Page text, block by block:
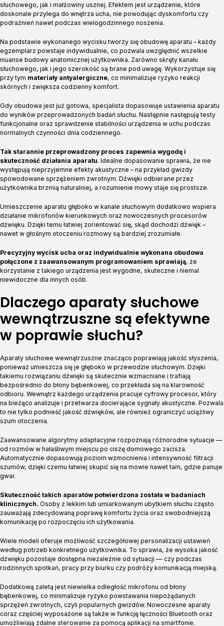
słuchowego, jak i małżowiny usznej. Efektem jest urządzenie, które
doskonale przylega do wnętrza ucha, nie powodując dyskomfortu czy
podrażnień nawet podczas wielogodzinnego noszenia.
Na podstawie wykonanego wycisku tworzy się obudowę aparatu – każdy
egzemplarz powstaje indywidualnie, co pozwala uwzględnić wszelkie
niuanse budowy anatomicznej użytkownika. Zarówno skręty kanału
słuchowego, jak i jego szerokość są brane pod uwagę. Wykorzystuje się
przy tym materiały antyalergiczne, co minimalizuje ryzyko reakcji
skórnych i zwiększa codzienny komfort.
Gdy obudowa jest już gotowa, specjalista dopasowuje ustawienia aparatu
do wyników przeprowadzonych badań słuchu. Następnie następują testy
funkcjonalne oraz sprawdzenie stabilności urządzenia w uchu podczas
normalnych czynności dnia codziennego.
Tak starannie przeprowadzony proces zapewnia wygodę i
skuteczność działania aparatu. Idealne dopasowanie sprawia, że nie
występują nieprzyjemne efekty akustyczne – na przykład gwizdy
spowodowane sprzężeniem zwrotnym. Dźwięki odbierane przez
użytkownika brzmią naturalniej, a rozumienie mowy staje się prostsze.
Umieszczenie aparatu głęboko w kanale słuchowym dodatkowo wspiera
działanie mikrofonów kierunkowych oraz nowoczesnych procesorów
dźwięku. Dzięki temu łatwiej zorientować się, skąd dochodzi dźwięk –
nawet w głośnym otoczeniu rozmowy są bardziej zrozumiałe.
Precyzyjny wycisk ucha oraz indywidualnie wykonana obudowa
połączone z zaawansowanym programowaniem sprawiają, że
korzystanie z takiego urządzenia jest wygodne, skuteczne i niemal
niewidoczne dla innych osób.
Dlaczego aparaty słuchowe
wewnątrzuszne są efektywne
w poprawie słuchu?
Aparaty słuchowe wewnątrzuszne znacząco poprawiają jakość słyszenia,
ponieważ umieszcza się je głęboko w przewodzie słuchowym. Dzięki
takiemu rozwiązaniu dźwięki są skutecznie wzmacniane i trafiają
bezpośrednio do błony bębenkowej, co przekłada się na klarowność
odbioru. Wewnątrz każdego urządzenia pracuje cyfrowy procesor, który
na bieżąco analizuje i przetwarza docierające sygnały akustyczne. Pozwala
to nie tylko podnieść jakość dźwięków, ale również ograniczyć uciążliwy
szum otoczenia.
Zaawansowane algorytmy adaptacyjne rozpoznają różnorodne sytuacje —
od rozmów w hałaśliwym miejscu po ciszę domowego zacisza.
Automatycznie dopasowują poziom wzmocnienia i intensywność filtracji
szumów, dzięki czemu łatwiej skupić się na mowie nawet tam, gdzie panuje
gwar.
Skuteczność takich aparatów potwierdzona została w badaniach
klinicznych. Osoby z lekkim lub umiarkowanym ubytkiem słuchu często
zauważają zdecydowaną poprawę komfortu życia oraz swobodniejszą
komunikację po rozpoczęciu ich użytkowania.
Wiele modeli oferuje możliwość szczegółowej personalizacji ustawień
według potrzeb konkretnego użytkownika. To sprawia, że wysoka jakość
dźwięku pozostaje dostępna niezależnie od sytuacji — czy podczas
rodzinnych spotkań, pracy przy biurku czy podróży komunikacją miejską.
Dodatkową zaletą jest niewielka odległość mikrofonu od błony
bębenkowej, co minimalizuje ryzyko powstawania niepożądanych
sprzężeń zwrotnych, czyli popularnych gwizdów. Nowoczesne aparaty
coraz częściej wyposażone są także w funkcję łączności Bluetooth oraz
umożliwiają zdalne sterowanie za pomocą aplikacji na smartfonie.